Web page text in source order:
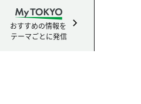
おすすめの情報を
テーマごとに発信